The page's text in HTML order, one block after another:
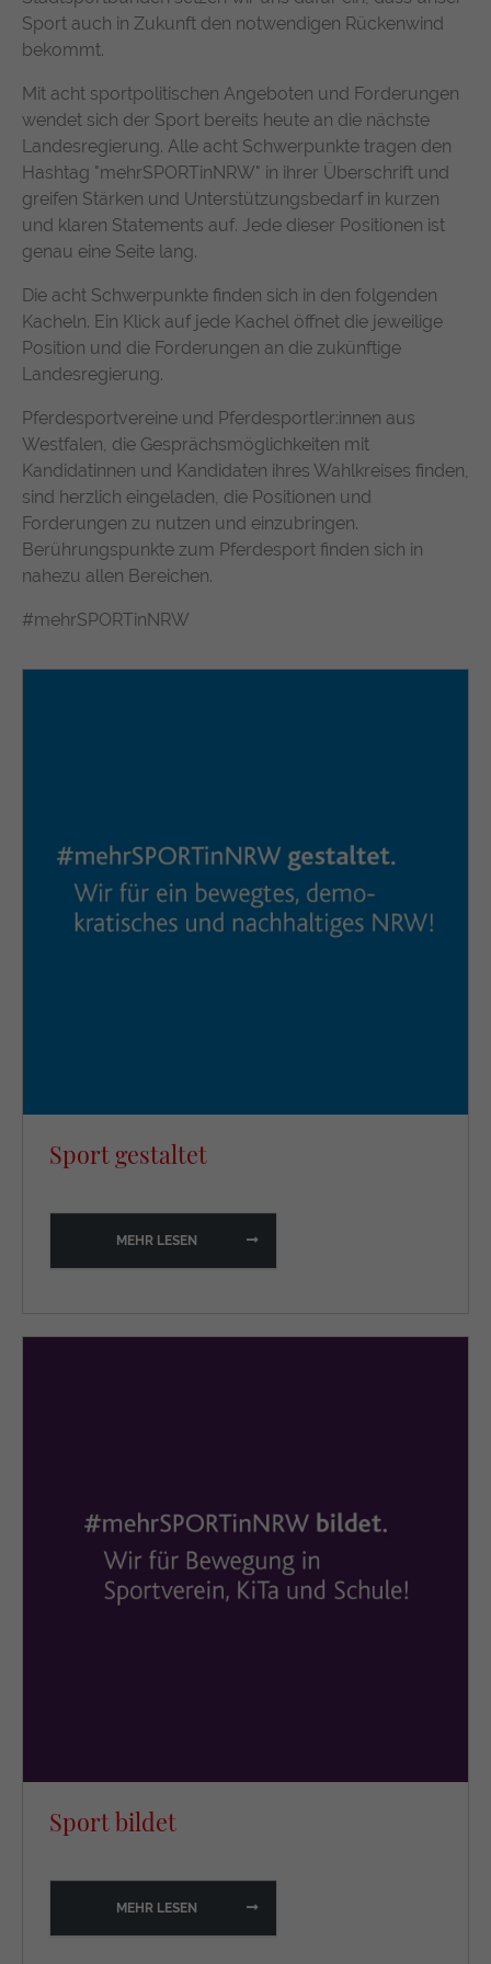
Sport auch in Zukunft den notwendigen Rückenwind
bekommt.
Mit acht sportpolitischen Angeboten und Forderungen
wendet sich der Sport bereits heute an die nächste
Landesregierung. Alle acht Schwerpunkte tragen den
Hashtag "mehrSPORTinNRW" in ihrer Überschrift und
greifen Stärken und Unterstützungsbedarf in kurzen
und klaren Statements auf. Jede dieser Positionen ist
genau eine Seite lang.
Die acht Schwerpunkte finden sich in den folgenden
Kacheln. Ein Klick auf jede Kachel öffnet die jeweilige
Position und die Forderungen an die zukünftige
Landesregierung.
Pferdesportvereine und Pferdesportler:innen aus
Westfalen, die Gesprächsmöglichkeiten mit
Kandidatinnen und Kandidaten ihres Wahlkreises finden,
sind herzlich eingeladen, die Positionen und
Forderungen zu nutzen und einzubringen.
Berührungspunkte zum Pferdesport finden sich in
nahezu allen Bereichen.
#mehrSPORTinNRW
Sport gestaltet
MEHR LESEN
Sport bildet
MEHR LESEN
Anbieter TYPO3
Zweck
Enthält die gewählten Tracking-Optin-
Einstellungen.
Zweck
durchschnittliche Verweildauer auf der
Name _pk_ses, _pk_cvar, _pk_hsr
Anbieter
Laufzeit 30 Minuten
Zweck
genutzt, um Seitenabrufe des Besuchers
während der Sitzung nachzuverfolgen.
suchen. Ihre Interaktionen werden anonymisiert, um Ihre
Privatsphäre zu schützen und gleichzeitig den Service zu
verbessern.
Name chatbase_anon_id
Anbieter Chatbase (https://www.chatbase.co)
Laufzeit Session
Zweck
Der Cookie unterstützt die Funktionalität
des Chatbots, indem er anonymisierte
Daten erfasst, um Ihre Erfahrung zu
verbessern und den Service für alle
Nutzer optimal zu gestalten.
Cookie-Informationen anzeigen
Externe Inhalte
Bestimmte Funktionen dienen dazu, Inhalte oder Angebote
(z.B. Videos, Karten), die auf anderen Webseiten (YouTube,
Google Maps) veröffentlicht sind, auch auf unserer
Webseite anzuzeigen und wiederzugeben.
Name YouTube
Google Ireland Limited, Gordon House,
Barrow Street, Dublin 4, Ireland
Laufzeit 1 Jahr
Zweck
Wird verwendet, um YouTube-Inhalte zu
entsperren.
https://policies.google.com/privacy
Cookie-Informationen anzeigen